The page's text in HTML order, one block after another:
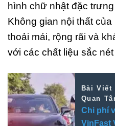
hình chữ nhật đặc
Không gian nội thất
thoải mái, rộng rãi và
với các chất liệu sắc
Bài Viết
Quan
Chi phí
VinFast